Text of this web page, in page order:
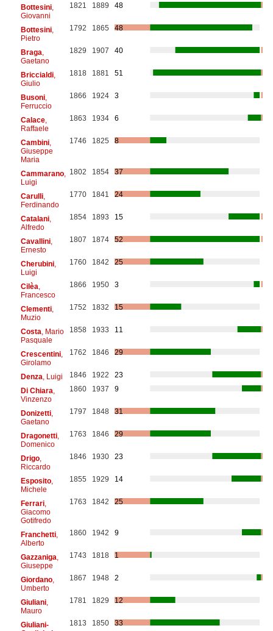
Bottesini,
Giovanni
1821 1889 48
Bottesini,
Pietro
1792 1865 48
Braga
Gaetano
1829 1907 40
Briccialdi,
Giulio
1818 1881 51
Busoni,
Ferruccio
1866 1924 3
Calace,
Raffaele
1863 1934 6
Cambini,
Giuseppe
Maria
1746 1825 8
Cammarano,
Luigi
1802 1854 37
Carulli,
Ferdinando
1770 1841 24
Catalani,
Alfredo
1854 1893 15
Cavallini,
Ernesto
1807 1874 52
Cherubini,
Luigi
1760 1842 25
Cilèa
Francesco
1866 1950 3
Clementi,
Muzio
1752 1832 15
Costa , Mario
Pasquale
1858 1933 11
Crescentini,
Girolamo
1762 1846 29
Denza , Luigi 1846 1922
23
Di Chiara
Vinzenzo
1860 1937 9
Donizetti,
Gaetano
1797 1848 31
Dragonetti,
Domenico
1763 1846 29
Drigo,
Riccardo
1846 1930 23
Esposito,
Michele
1855 1929 14
Ferrari,
Giacomo
Gotifredo
1763 1842 25
Franchetti,
Alberto
1860 1942 9
Gazzaniga
Giuseppe
1743 1818 1
Giordano,
Umberto
1867 1948 2
Giuliani,
Mauro
1781 1829 12
Giuliani-
1813 1850 33